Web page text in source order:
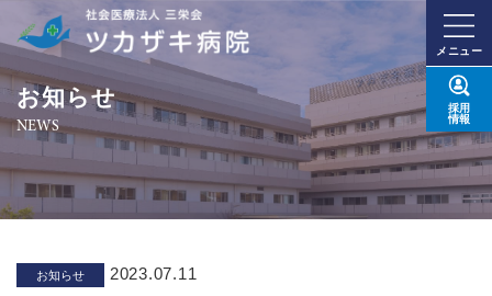
メニュー
採用
情報
お知らせ
NEWS
お知らせ 2023.07.11